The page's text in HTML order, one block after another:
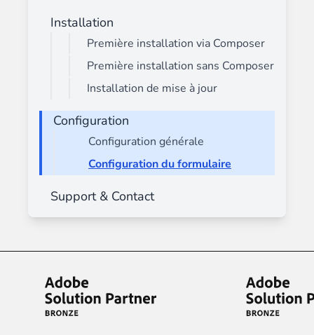
Installation
Première installation via Composer
Première installation sans Composer
Installation de mise à jour
Configuration
Configuration générale
Configuration du formulaire
Support & Contact